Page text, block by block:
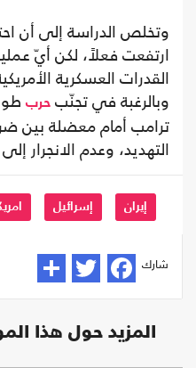
وتخلص الدراسة إلى أن
ارتفعت فعلاً، لكن أيّ
القدرات العسكرية
وبالرغبة في تجنّب حرب
ترامب أمام معضلة بين
التهديد، وعدم الانجرار
إيران إسرائيل
شارك
المزيد حول هذا